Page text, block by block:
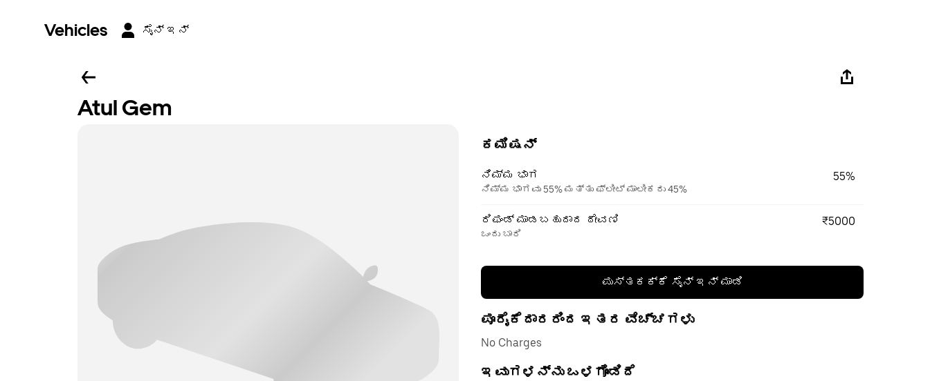
Vehicles ಸೈನ್ ಇನ್
Atul Gem
ಕಮಿಷನ್
ನಿಮ್ಮ ಭಾಗ
ನಿಮ್ಮ ಭಾಗವು 55% ಮತ್ತು ಫ್ಲೀಟ್ ಮಾಲೀಕರು 45%
55%
ರಿಫಂಡ್ ಮಾಡಬಹುದಾದ ಠೇವಣಿ
ಒಂದು ಬಾರಿ
₹5000
ಪುಸ್ತಕಕ್ಕೆ ಸೈನ್ ಇನ್ ಮಾಡಿ
ಪೂರೈಕೆದಾರರಿಂದ ಇತರ ವೆಚ್ಚಗಳು
No Charges
ಇವುಗಳನ್ನು ಒಳಗೊಂಡಿದೆ